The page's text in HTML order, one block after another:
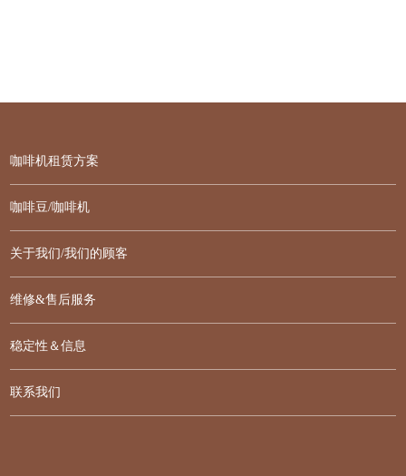
咖啡机租赁方案
咖啡豆/咖啡机
关于我们/我们的顾客
维修&售后服务
稳定性＆信息
联系我们